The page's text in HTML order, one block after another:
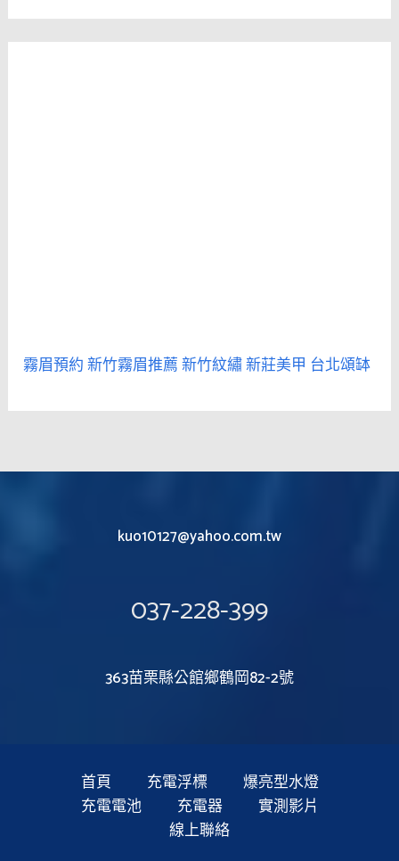
霧眉預約新竹霧眉推薦新竹紋繡新莊美甲 台北頌缽
kuo10127@yahoo.com.tw
037-228-399
363苗栗縣公館鄉鶴岡82-2號
首頁 充電浮標
爆亮型水燈
充電電池
充電器
實測影片
線上聯絡